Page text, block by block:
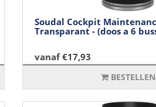
Soudal Cockpit
Transparant - (doos a 6
vanaf €17,93
BESTELLEN